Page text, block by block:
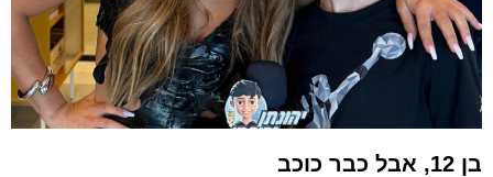
בן 12, אבל כבר כוכב